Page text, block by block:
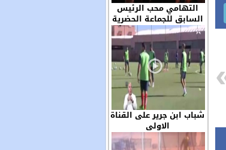
التهامي محب الرئيس
السابق للجماعة الحضرية
ابن جرير حاضر في الجمع
العام للجمعية المغربية
لرؤساء الجماعات الترابية
شباب ابن جرير على القناة
الاولى